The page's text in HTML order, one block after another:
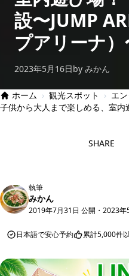
設〜JUMP
プアリーナ）
2023年5月16日by みかん
ホーム › 観光スポット › エ
子供から大人まで楽しめる、室
SHARE
執筆
みかん
2019年7月31日 公開 ・ 2023年
日本語で安心予約 累計5,000件